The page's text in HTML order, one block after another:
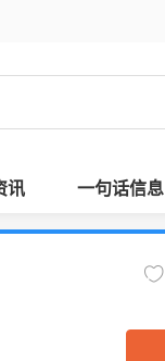
讯 一句话信息